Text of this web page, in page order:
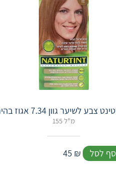
צבע לשיער גוון 7.34 אגוז בהיר
155 מ"ל
45 ₪ לסל